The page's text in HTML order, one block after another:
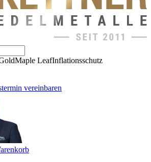
Maple LeafInflationsschutz
vereinbaren